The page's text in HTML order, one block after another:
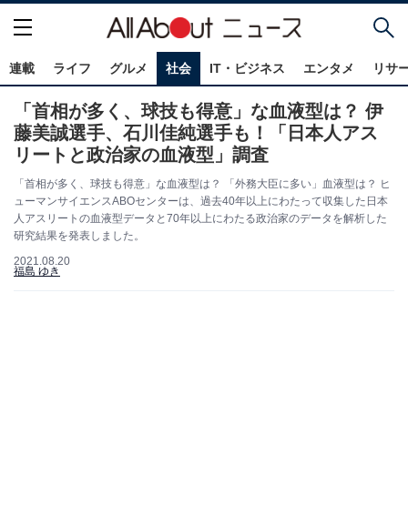
連載 ライフ グルメ 社会 IT・ビジネス エンタメ リサ
「首相が多く、球技も得意」な血液型は？ 伊
藤美誠選手、石川佳純選手も！「日本人アス
リートと政治家の血液型」調査
「首相が多く、球技も得意」な血液型は？ 「外務大臣に多い」血液型は？ ヒ
ューマンサイエンスABOセンターは、過去40年以上にわたって収集した日本
人アスリートの血液型データと70年以上にわたる政治家のデータを解析した
研究結果を発表しました。
2021.08.20
福島 ゆき